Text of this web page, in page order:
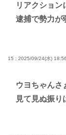
リアクション
逮捕で勢力が
15 : 2025/09/24(水)
ウヨちゃん
見て見ぬ振り